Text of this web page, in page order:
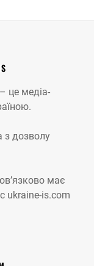
це медіа-
з дозволу
має
ukraine-is.com